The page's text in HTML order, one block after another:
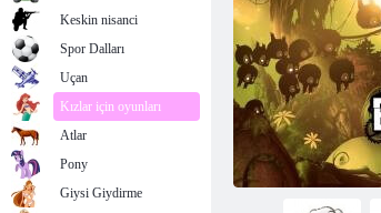
Keskin nisanci
Spor Dalları
Uçan
Kızlar için oyunları
Atlar
Pony
Giysi Giydirme